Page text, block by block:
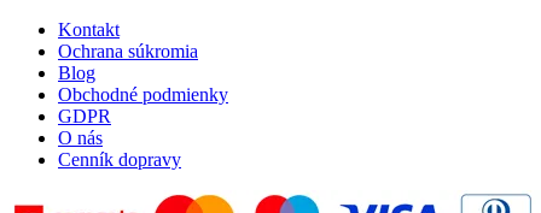
Kontakt
Ochrana súkromia
Blog
Obchodné podmienky
GDPR
O nás
Cenník dopravy